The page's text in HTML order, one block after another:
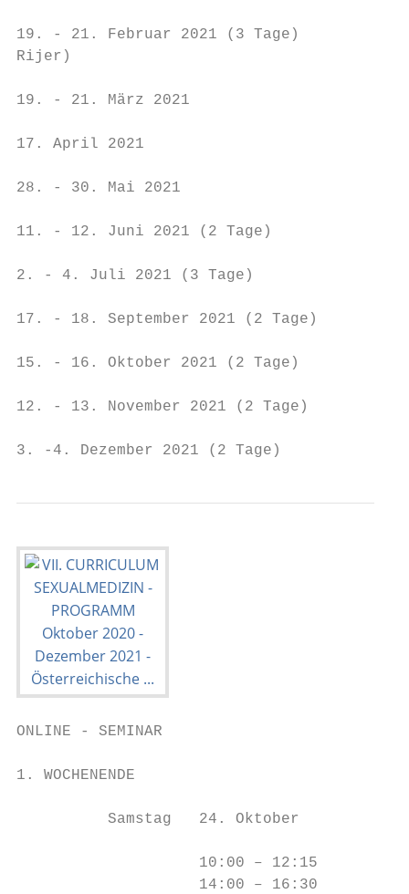
19. - 21. Februar 2021 (3 Tage)
Rijer)
19. - 21. März 2021
17. April 2021
28. - 30. Mai 2021
11. - 12. Juni 2021 (2 Tage)
2. - 4. Juli 2021 (3 Tage)
17. - 18. September 2021 (2 Tage)
15. - 16. Oktober 2021 (2 Tage)
12. - 13. November 2021 (2 Tage)
3. -4. Dezember 2021 (2 Tage)
ONLINE - SEMINAR
1. WOCHENENDE
          Samstag   24. Oktober
                    10:00 – 12:15
                    14:00 – 16:30